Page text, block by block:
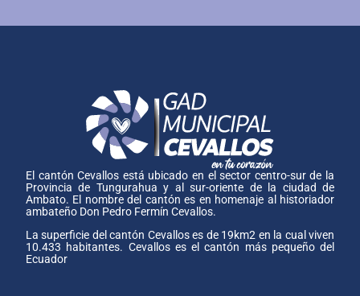
El cantón Cevallos está ubicado en el sector centro-sur de la
Provincia de Tungurahua y al sur-oriente de la ciudad de
Ambato. El nombre del cantón es en homenaje al historiador
ambateño Don Pedro Fermín Cevallos.
La superficie del cantón Cevallos es de 19km2 en la cual viven
10.433 habitantes. Cevallos es el cantón más pequeño del
Ecuador